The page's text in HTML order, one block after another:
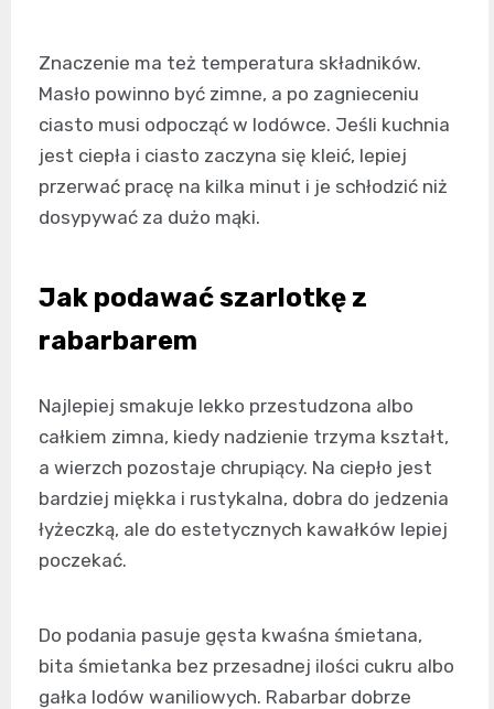
Znaczenie ma też temperatura składników.
Masło powinno być zimne, a po zagnieceniu
ciasto musi odpocząć w lodówce. Jeśli kuchnia
jest ciepła i ciasto zaczyna się kleić, lepiej
przerwać pracę na kilka minut i je schłodzić niż
dosypywać za dużo mąki.
Jak podawać szarlotkę z
rabarbarem
Najlepiej smakuje lekko przestudzona albo
całkiem zimna, kiedy nadzienie trzyma kształt,
a wierzch pozostaje chrupiący. Na ciepło jest
bardziej miękka i rustykalna, dobra do jedzenia
łyżeczką, ale do estetycznych kawałków lepiej
poczekać.
Do podania pasuje gęsta kwaśna śmietana,
bita śmietanka bez przesadnej ilości cukru albo
gałka lodów waniliowych. Rabarbar dobrze